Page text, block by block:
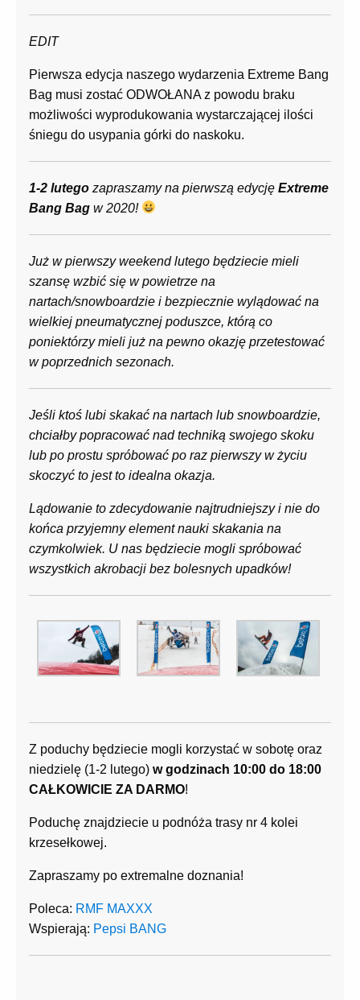
EDIT
Pierwsza edycja naszego wydarzenia Extreme Bang
Bag musi zostać ODWOŁANA z powodu braku
możliwości wyprodukowania wystarczającej ilości
śniegu do usypania górki do naskoku.
1-2 lutego zapraszamy na pierwszą edycję Extreme
Bang Bag w 2020!
Już w pierwszy weekend lutego będziecie mieli
szansę wzbić się w powietrze na
nartach/snowboardzie i bezpiecznie wylądować na
wielkiej pneumatycznej poduszce, którą co
poniektórzy mieli już na pewno okazję przetestować
w poprzednich sezonach.
Jeśli ktoś lubi skakać na nartach lub snowboardzie,
chciałby popracować nad techniką swojego skoku
lub po prostu spróbować po raz pierwszy w życiu
skoczyć to jest to idealna okazja.
Lądowanie to zdecydowanie najtrudniejszy i nie do
końca przyjemny element nauki skakania na
czymkolwiek. U nas będziecie mogli spróbować
wszystkich akrobacji bez bolesnych upadków!
Z poduchy będziecie mogli korzystać w sobotę oraz
niedzielę (1-2 lutego) w godzinach 10:00 do 18:00
CAŁKOWICIE ZA DARMO!
Poduchę znajdziecie u podnóża trasy nr 4 kolei
krzesełkowej.
Zapraszamy po extremalne doznania!
Poleca: RMF MAXXX
Wspierają: Pepsi BANG